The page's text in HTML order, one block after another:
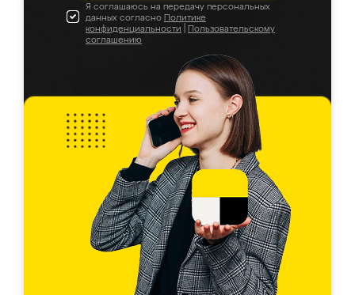
Я соглашаюсь на передачу персональных
данных согласно Политике
конфиденциальности
Пользовательскому
соглашению